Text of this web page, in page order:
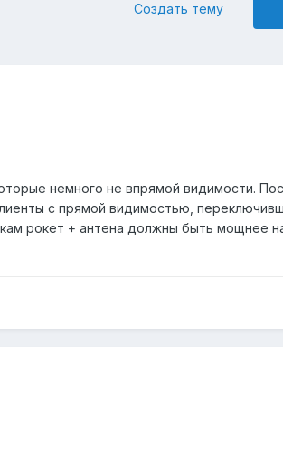
Создать тему
немного не впрямой видимости.
с прямой видимостью,
рокет + антена должны быть мощнее